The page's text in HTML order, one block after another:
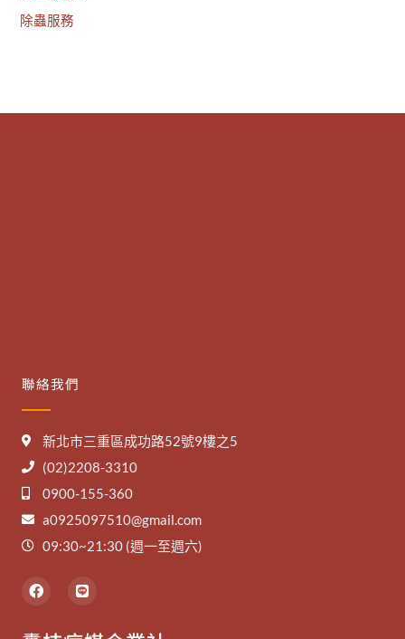
除蟲服務
聯絡我們
新北市三重區成功路52號9樓之5
(02)2208-3310
0900-155-360
a0925097510@gmail.com
09:30~21:30 (週一至週六)
F
a
L
i